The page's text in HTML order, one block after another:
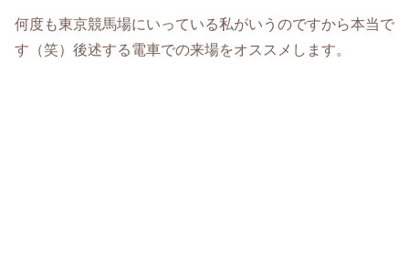
何度も東京競馬場にいっている私がいうのですから本当で
す（笑）後述する電車での来場をオススメします。